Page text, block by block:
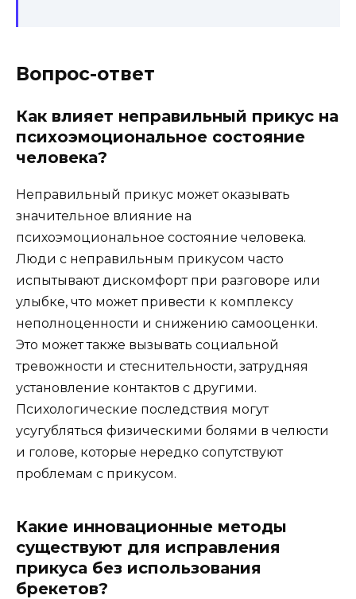
Вопрос-ответ
Как влияет неправильный прикус на
психоэмоциональное состояние
человека?
Неправильный прикус может оказывать
значительное влияние на
психоэмоциональное состояние человека.
Люди с неправильным прикусом часто
испытывают дискомфорт при разговоре или
улыбке, что может привести к комплексу
неполноценности и снижению самооценки.
Это может также вызывать социальной
тревожности и стеснительности, затрудняя
установление контактов с другими.
Психологические последствия могут
усугубляться физическими болями в челюсти
и голове, которые нередко сопутствуют
проблемам с прикусом.
Какие инновационные методы
существуют для исправления
прикуса без использования
брекетов?